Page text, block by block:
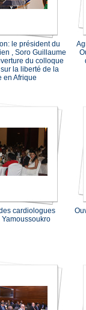
le président du
, Soro Guillaume
du colloque
la liberté de la
en Afrique
cardiologues